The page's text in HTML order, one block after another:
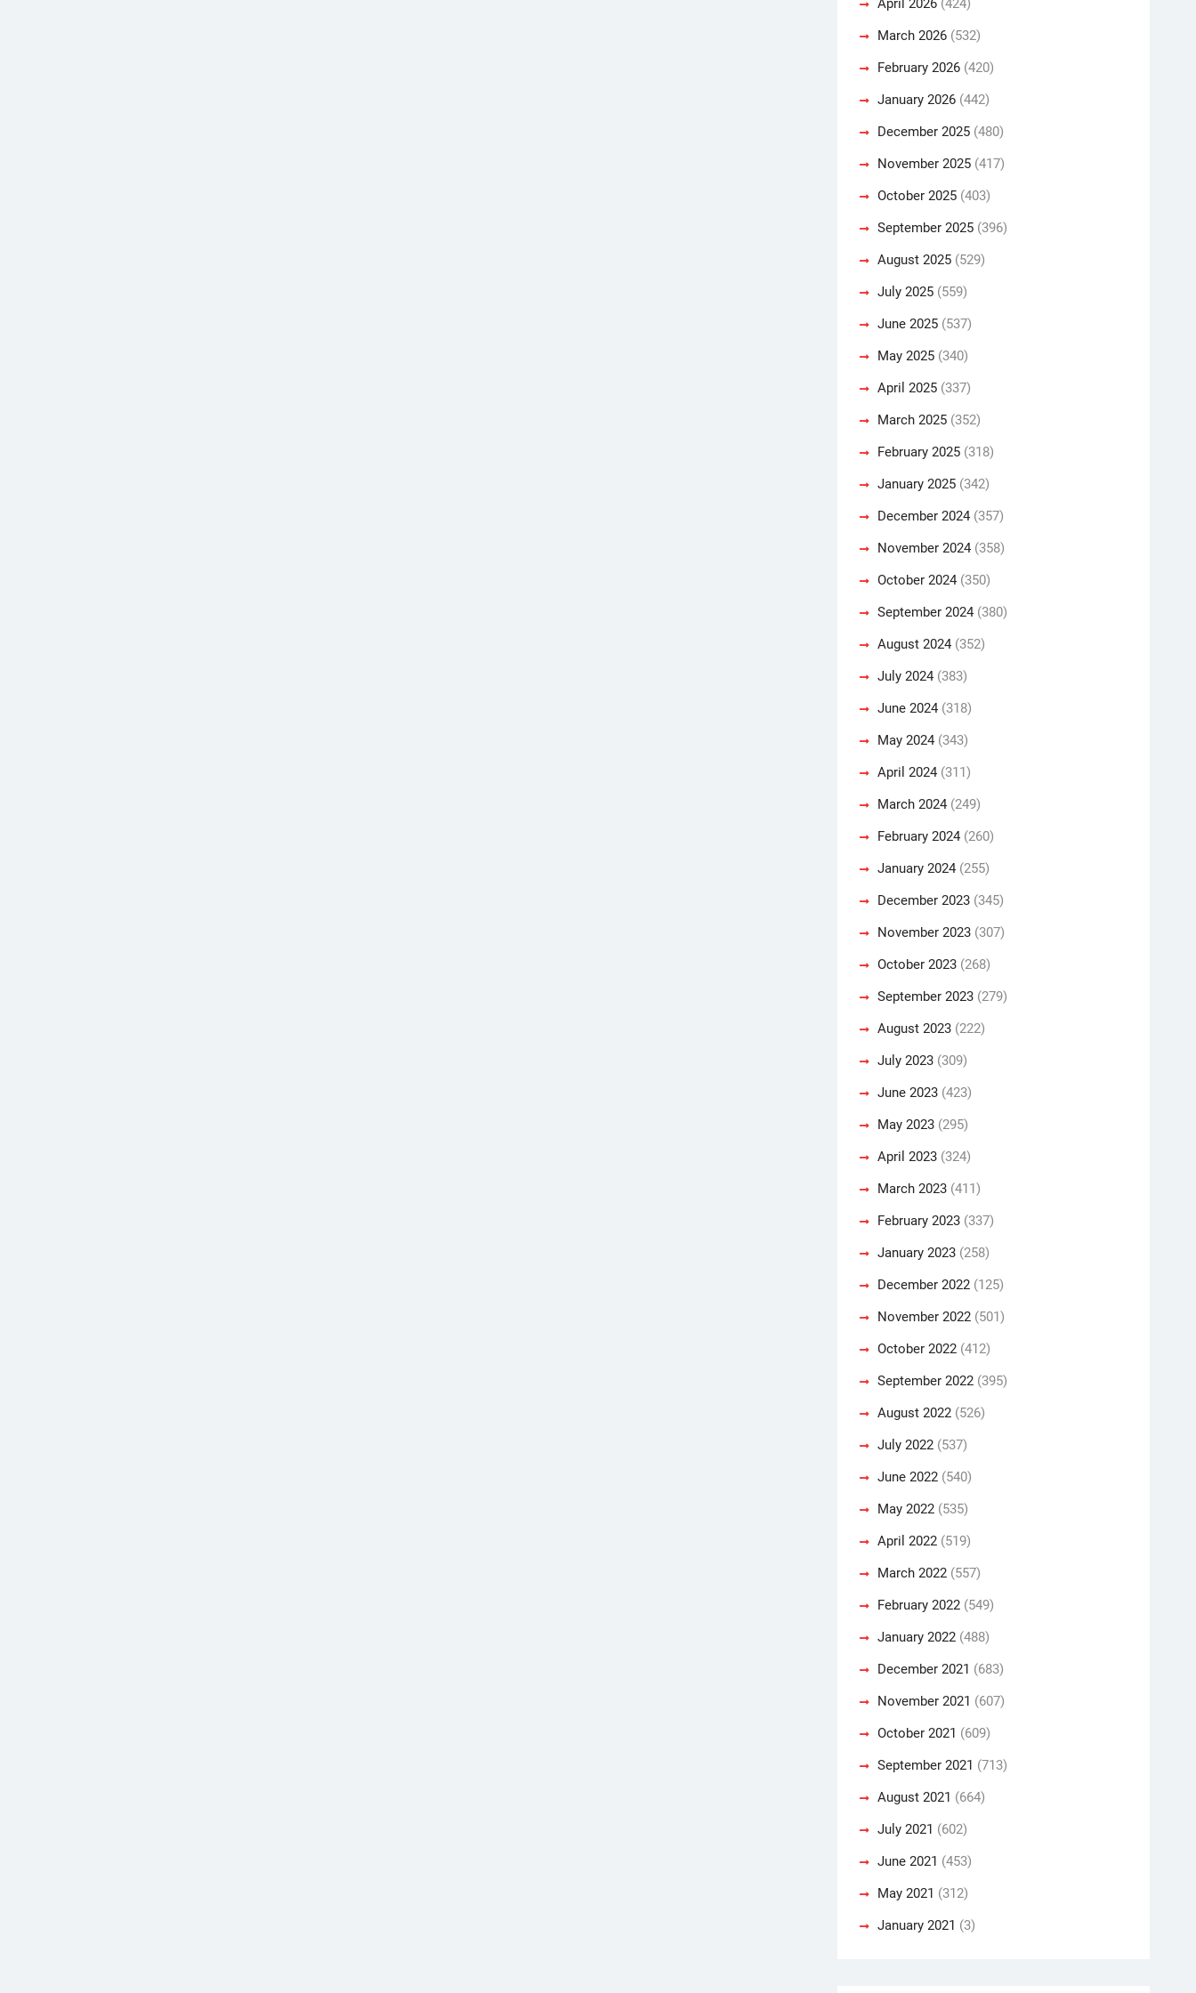
April 2026 (424)
March 2026 (532)
February 2026 (420)
January 2026 (442)
December 2025 (480)
November 2025 (417)
October 2025 (403)
September 2025 (396)
August 2025 (529)
July 2025 (559)
June 2025 (537)
May 2025 (340)
April 2025 (337)
March 2025 (352)
February 2025 (318)
January 2025 (342)
December 2024 (357)
November 2024 (358)
October 2024 (350)
September 2024 (380)
August 2024 (352)
July 2024 (383)
June 2024 (318)
May 2024 (343)
April 2024 (311)
March 2024 (249)
February 2024 (260)
January 2024 (255)
December 2023 (345)
November 2023 (307)
October 2023 (268)
September 2023 (279)
August 2023 (222)
July 2023 (309)
June 2023 (423)
May 2023 (295)
April 2023 (324)
March 2023 (411)
February 2023 (337)
January 2023 (258)
December 2022 (125)
November 2022 (501)
October 2022 (412)
September 2022 (395)
August 2022 (526)
July 2022 (537)
June 2022 (540)
May 2022 (535)
April 2022 (519)
March 2022 (557)
February 2022 (549)
January 2022 (488)
December 2021 (683)
November 2021 (607)
October 2021 (609)
September 2021 (713)
August 2021 (664)
July 2021 (602)
June 2021 (453)
May 2021 (312)
January 2021 (3)